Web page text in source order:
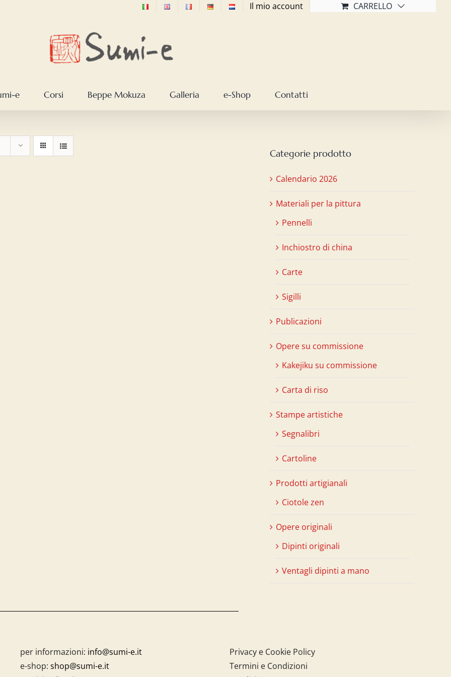
Il mio account CARRELLO
e Corsi Beppe Mokuza Galleria e-Shop Contatti
Categorie prodotto
Calendario 2026
Materiali per la pittura
Pennelli
Inchiostro di china
Carte
Sigilli
Publicazioni
Opere su commissione
Kakejiku su commissione
Carta di riso
Stampe artistiche
Segnalibri
Cartoline
Prodotti artigianali
Ciotole zen
Opere originali
Dipinti originali
Ventagli dipinti a mano
per informazioni: info@sumi-e.it
e-shop: shop@sumi-e.it
Privacy e Cookie Policy
Termini e Condizioni